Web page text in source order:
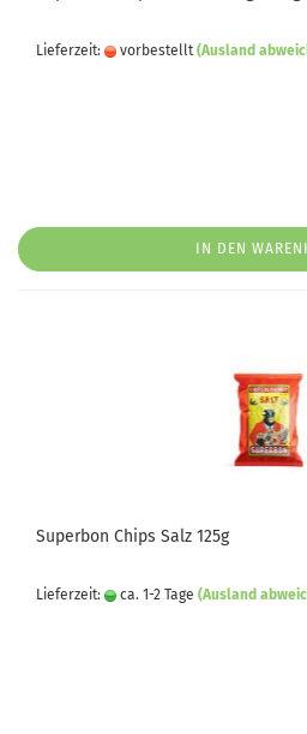
Lieferzeit: vorbestellt (Ausland
IN DEN
Superbon Chips Salz 125g
Lieferzeit: ca. 1-2 Tage (Ausland